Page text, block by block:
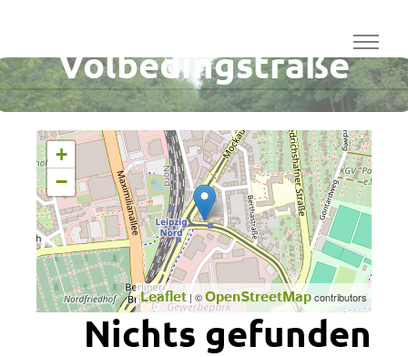
Mockauer Straßee /
Volbedingstraße
+
−
Leaflet | ©OpenStreetMapcontributors
Nichts gefunden